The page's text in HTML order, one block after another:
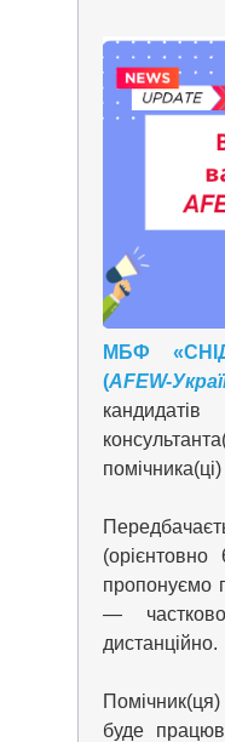
МБФ
(AFEW-
пропонуємо
—
дистанційно.
буде